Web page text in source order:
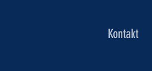
Kontakt